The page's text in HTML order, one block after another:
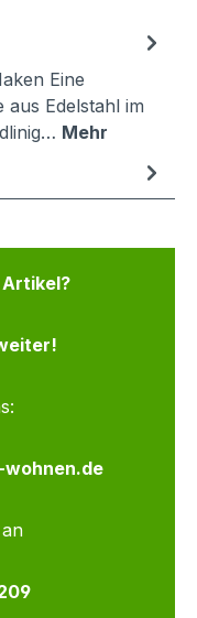
Eine
aus Edelstahl im
Mehr